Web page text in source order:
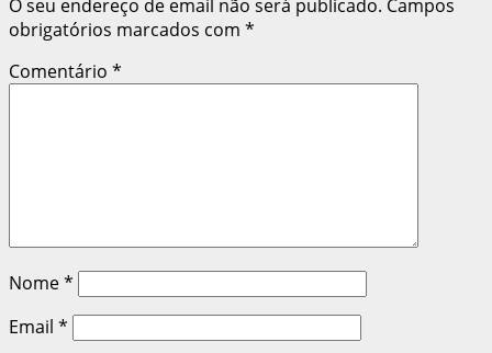
O seu endereço de email não será publicado. Campos
obrigatórios marcados com *
Comentário *
Nome*
Email *